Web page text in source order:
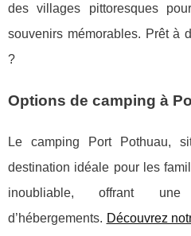
des villages pittoresques
souvenirs mémorables. Prêt à
?
Options de camping à
Le camping Port Pothuau,
destination idéale pour les
inoubliable, offrant une
d’hébergements. Découvrez